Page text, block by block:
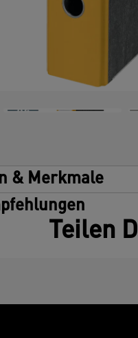
& Merkmale
Teilen